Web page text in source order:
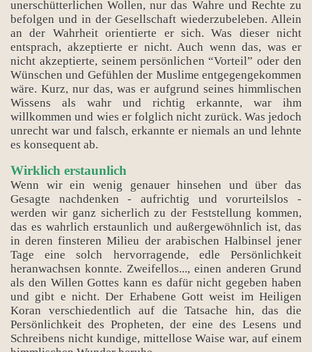
unerschütterlichen Wollen, nur das Wahre und Rechte zu
befolgen und in der Gesellschaft wiederzubeleben. Allein
an der Wahrheit orientierte er sich. Was dieser nicht
entsprach, akzeptierte er nicht. Auch wenn das, was er
nicht akzeptierte, seinem persönlichen “Vorteil” oder den
Wünschen und Gefühlen der Muslime entgegengekommen
wäre. Kurz, nur das, was er aufgrund seines himmlischen
Wissens als wahr und richtig erkannte, war ihm
willkommen und wies er folglich nicht zurück. Was jedoch
unrecht war und falsch, erkannte er niemals an und lehnte
es konsequent ab.
Wirklich erstaunlich
Wenn wir ein wenig genauer hinsehen und über das
Gesagte nachdenken - aufrichtig und vorurteilslos -
werden wir ganz sicherlich zu der Feststellung kommen,
das es wahrlich erstaunlich und außergewöhnlich ist, das
in deren finsteren Milieu der arabischen Halbinsel jener
Tage eine solch hervorragende, edle Persönlichkeit
heranwachsen konnte. Zweifellos..., einen anderen Grund
als den Willen Gottes kann es dafür nicht gegeben haben
und gibt e nicht. Der Erhabene Gott weist im Heiligen
Koran verschiedentlich auf die Tatsache hin, das die
Persönlichkeit des Propheten, der eine des Lesens und
Schreibens nicht kundige, mittellose Waise war, auf einem